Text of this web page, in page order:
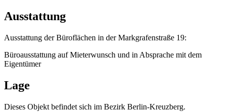
Ausstattung
Ausstattung der Büroflächen in der Markgrafenstraße 19:
Büroausstattung auf Mieterwunsch und in Absprache mit dem
Eigentümer
Lage
Dieses Objekt befindet sich im Bezirk Berlin-Kreuzberg.